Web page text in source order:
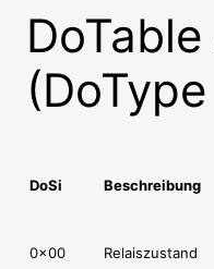
DoTable
(DoType
DoSi Beschreibung
0x00 Relaiszustand